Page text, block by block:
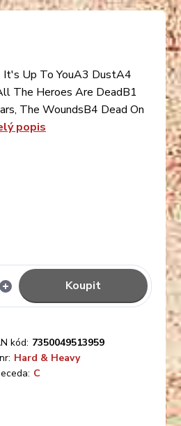
Up To YouA3 DustA4
The Heroes Are DeadB1
The WoundsB4 Dead On
popis
Koupit
kód: 7350049513959
Hard & Heavy
C